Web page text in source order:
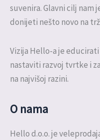
suvenira. Glavni cilj
donijeti nešto novo na
Vizija Hello-a je
nastaviti razvoj tvrtke i
na najvišoj razini.
O nama
Hello d.o.o. je